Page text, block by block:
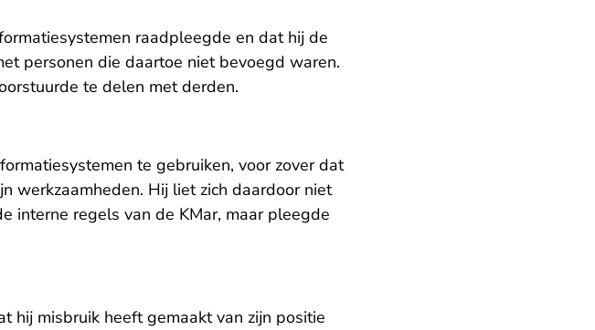
raadpleegde en dat hij de
personen die daartoe niet bevoegd waren.
te delen met derden.
te gebruiken, voor zover dat
werkzaamheden. Hij liet zich daardoor niet
interne regels van de KMar, maar pleegde
hij misbruik heeft gemaakt van zijn positie